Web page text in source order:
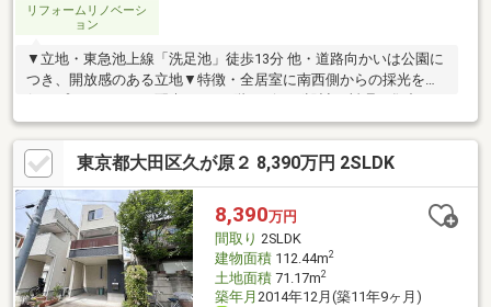
リフォームリノベーシ
ョン
▼立地・東急池上線「洗足池」徒歩13分 他・道路向かいは公園に
つき、開放感のある立地▼特徴・全居室に南西側からの採光を確
保・プライバシーに配慮された2階リビング設計・料理に集中しや
すい独立型キッチン・主寝室は広々約11.2帖、南西向きバルコニ
ー付▼2025年11月内装リフォーム済【交換】浴室、洗面化粧台、
1Fトイレ、1F建具【その他】1Fフローリング・1Fフロアタイル・
1Fクロス張替 他▼周辺環境・まいばすけっと上池台店 徒歩2分(約
140m)■ ご希望の住まい探しをお手伝いします ━━━━━・・・
物件の詳細・ご相談はお気軽にお問い合わせください。
東京都大田区久が原２ 8,390万円 2SLDK
8,390万円
間取り 2SLDK
建物面積112.44m2
土地面積71.17m2
築年月 2014年12月(築11年9ヶ月)